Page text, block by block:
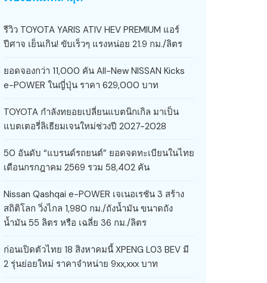
รีวิว TOYOTA YARIS ATIV HEV PREMIUM แอร์
ปีศาจ เย็นเกิน! ขับเร็วๆ แรงหน่อย 21.9 กม./ลิตร
ยอดจองกว่า 11,000 คัน All-New NISSAN Kicks
e-POWER ในญี่ปุ่น ราคา 629,000 บาท
TOYOTA กำลังทยอยเปลี่ยนแบตนิกเกิล มาเป็น
แบตเตอรี่ลิเธียมเจนใหม่ช่วงปี 2027-2028
50 อันดับ “แบรนด์รถยนต์” ยอดจดทะเบียนในไทย
เดือนกรกฎาคม 2569 รวม 58,402 คัน
Nissan Qashqai e-POWER เจเนอเรชัน 3 สร้าง
สถิติโลก วิ่งไกล 1,980 กม./ถังน้ำมัน ขนาดถัง
น้ำมัน 55 ลิตร หรือ เฉลี่ย 36 กม./ลิตร
ก่อนเปิดตัวไทย 18 สิงหาคมนี้ XPENG L03 BEV มี
2 รุ่นย่อยใหม่ ราคาจำหน่าย 9xx,xxx บาท